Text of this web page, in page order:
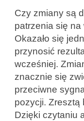
Czy zmiany są
patrzenia się na
Okazało się
przynosić
wcześniej.
znacznie się
przeciwne
pozycji. Zresztą
Dzięki czytaniu